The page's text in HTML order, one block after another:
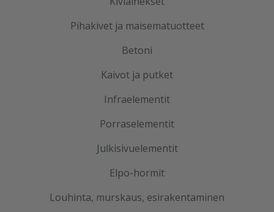
Pihakivet ja maisematuotteet
Betoni
Kaivot ja putket
Infraelementit
Porraselementit
Julkisivuelementit
Elpo-hormit
Louhinta, murskaus, esirakentaminen